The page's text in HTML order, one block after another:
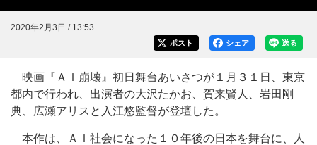
2020年2月3日 / 13:53
送る
シェア
ポスト
映画『ＡＩ崩壊』初日舞台あいさつが１月３１日、東京
都内で行われ、出演者の大沢たかお、賀来賢人、岩田剛
典、広瀬アリスと入江悠監督が登壇した。
本作は、ＡＩ社会になった１０年後の日本を舞台に、人